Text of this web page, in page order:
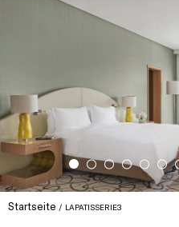
Startseite LAPATISSERIE3